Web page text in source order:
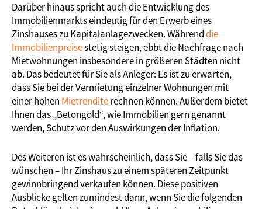
Darüber hinaus spricht auch die Entwicklung des
Immobilienmarkts eindeutig für den Erwerb eines
Zinshauses zu Kapitalanlagezwecken. Währenddie
Immobilienpreisestetig steigen, ebbt die Nachfrage nach
Mietwohnungen insbesondere in größeren Städten nicht
ab. Das bedeutet für Sie als Anleger: Es ist zu erwarten,
dass Sie bei der Vermietung einzelner Wohnungen mit
einer hohen Mietrenditerechnen können. Außerdem bietet
Ihnen das „Betongold“, wie Immobilien gern genannt
werden, Schutz vor den Auswirkungen der Inflation.
Des Weiteren ist es wahrscheinlich, dass Sie – falls Sie das
wünschen – Ihr Zinshaus zu einem späteren Zeitpunkt
gewinnbringend verkaufen können. Diese positiven
Ausblicke gelten zumindest dann, wenn Sie die folgenden